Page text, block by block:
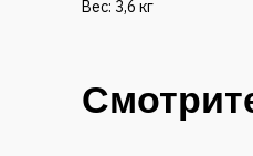
Вес: 3,6 кг